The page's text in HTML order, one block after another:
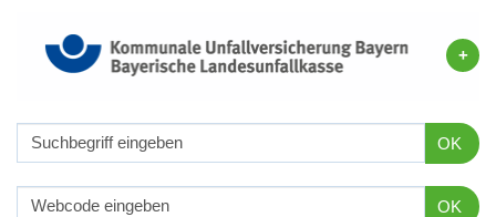
OK
OK